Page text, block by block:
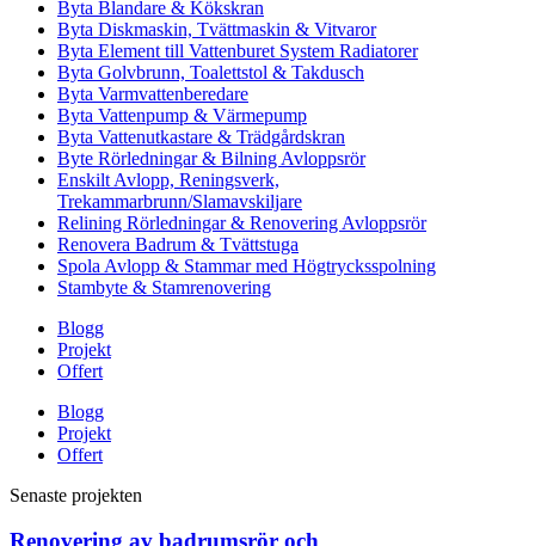
Byta Blandare & Kökskran
Byta Diskmaskin, Tvättmaskin & Vitvaror
Byta Element till Vattenburet System Radiatorer
Byta Golvbrunn, Toalettstol & Takdusch
Byta Varmvattenberedare
Byta Vattenpump & Värmepump
Byta Vattenutkastare & Trädgårdskran
Byte Rörledningar & Bilning Avloppsrör
Enskilt Avlopp, Reningsverk,
Trekammarbrunn/Slamavskiljare
Relining Rörledningar & Renovering Avloppsrör
Renovera Badrum & Tvättstuga
Spola Avlopp & Stammar med Högtrycksspolning
Stambyte & Stamrenovering
Blogg
Projekt
Offert
Blogg
Projekt
Offert
Senaste projekten
Renovering av badrumsrör och